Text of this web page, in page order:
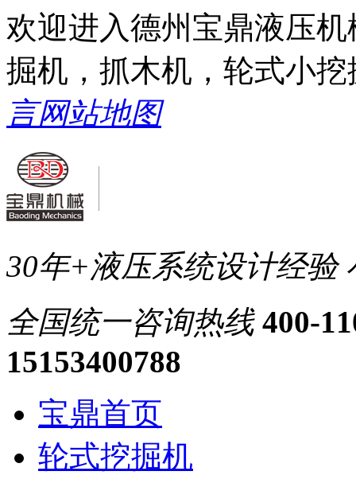
欢迎进入德州宝鼎液压
掘机，抓木机，轮式小
言网站地图
30年+液压系统设计经验
全国统一咨询热线 400-
15153400788
宝鼎首页
轮式挖掘机